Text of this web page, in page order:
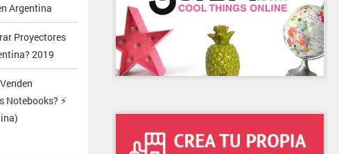
Argentina
Proyectores
2019
Notebooks? ⚡